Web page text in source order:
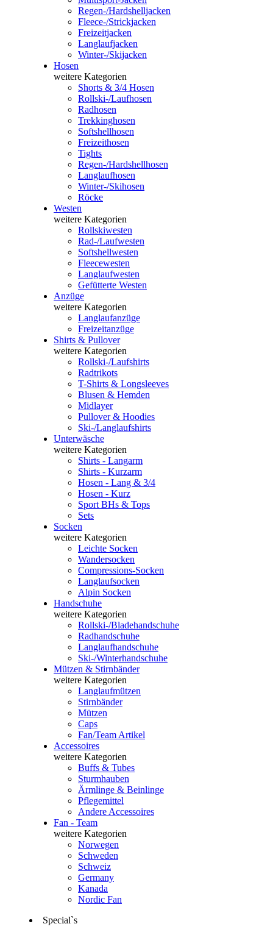
Regen-/Hardshelljacken
Fleece-/Strickjacken
Freizeitjacken
Langlaufjacken
Winter-/Skijacken
Hosen
weitere Kategorien
Shorts & 3/4 Hosen
Rollski-/Laufhosen
Radhosen
Trekkinghosen
Softshellhosen
Freizeithosen
Tights
Regen-/Hardshellhosen
Langlaufhosen
Winter-/Skihosen
Röcke
Westen
weitere Kategorien
Rollskiwesten
Rad-/Laufwesten
Softshellwesten
Fleecewesten
Langlaufwesten
Gefütterte Westen
Anzüge
weitere Kategorien
Langlaufanzüge
Freizeitanzüge
Shirts & Pullover
weitere Kategorien
Rollski-/Laufshirts
Radtrikots
T-Shirts & Longsleeves
Blusen & Hemden
Midlayer
Pullover & Hoodies
Ski-/Langlaufshirts
Unterwäsche
weitere Kategorien
Shirts - Langarm
Shirts - Kurzarm
Hosen - Lang & 3/4
Hosen - Kurz
Sport BHs & Tops
Sets
Socken
weitere Kategorien
Leichte Socken
Wandersocken
Compressions-Socken
Langlaufsocken
Alpin Socken
Handschuhe
weitere Kategorien
Rollski-/Bladehandschuhe
Radhandschuhe
Langlaufhandschuhe
Ski-/Winterhandschuhe
Mützen & Stirnbänder
weitere Kategorien
Langlaufmützen
Stirnbänder
Mützen
Caps
Fan/Team Artikel
Accessoires
weitere Kategorien
Buffs & Tubes
Sturmhauben
Ärmlinge & Beinlinge
Pflegemittel
Andere Accessoires
Fan - Team
weitere Kategorien
Norwegen
Schweden
Schweiz
Germany
Kanada
Nordic Fan
Special`s